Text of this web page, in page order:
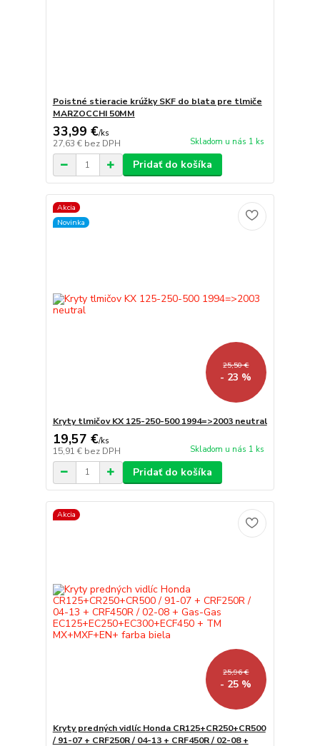
Poistné stieracie krúžky SKF do blata pre tlmiče
MARZOCCHI 50MM
33,99 €/ks
27,63 € bez DPH Skladom u nás 1 ks
Pridať do košíka
Akcia
Novinka
25,50 €
- 23 %
Kryty tlmičov KX 125-250-500 1994=>2003 neutral
19,57 €/ks
15,91 € bez DPH Skladom u nás 1 ks
Pridať do košíka
Akcia
25,96 €
- 25 %
Kryty predných vidlíc Honda CR125+CR250+CR500
/ 91-07 + CRF250R / 04-13 + CRF450R / 02-08 +